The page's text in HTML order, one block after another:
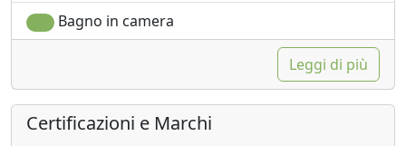
Bagno in camera
Leggi di più
Certificazioni e Marchi